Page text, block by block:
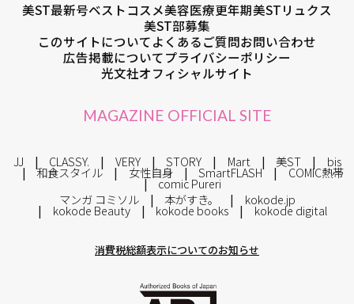
美ST最新号ベストコスメ美容医療更年期美STリュクス
美ST部募集
このサイトについてよくあるご質問お問い合わせ
広告掲載についてプライバシーポリシー
光文社オフィシャルサイト
MAGAZINE OFFICIAL SITE
JJ CLASSY. VERY STORY Mart 美ST bis
和食スタイル 女性自身 SmartFLASH COMIC熱帯
comic Pureri
マンガ コミソル
本がすき。 kokode.jp
kokode Beauty kokode books kokode digital
消費税総額表示についてのお知らせ